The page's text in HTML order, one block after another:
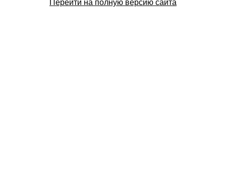
Перейти на полную версию сайта